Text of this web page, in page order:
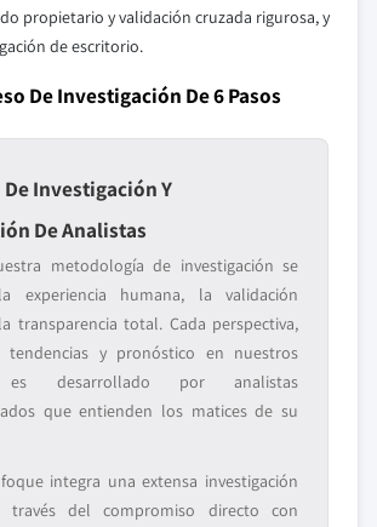
propietario y validación cruzada rigurosa, y
de escritorio.
De Investigación De 6 Pasos
De Investigación Y
De Analistas
metodología de investigación se
experiencia humana, la validación
transparencia total. Cada perspectiva,
tendencias y pronóstico en nuestros
es desarrollado por analistas
que entienden los matices de su
integra una extensa investigación
través del compromiso directo con